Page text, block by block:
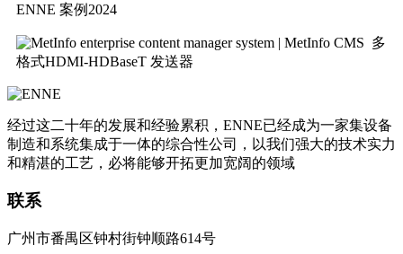
ENNE 案例2024
多
格式HDMI-HDBaseT 发送器
经过这二十年的发展和经验累积，ENNE已经成为一家集设备
制造和系统集成于一体的综合性公司，以我们强大的技术实力
和精湛的工艺，必将能够开拓更加宽阔的领域
联系
广州市番禺区钟村街钟顺路614号